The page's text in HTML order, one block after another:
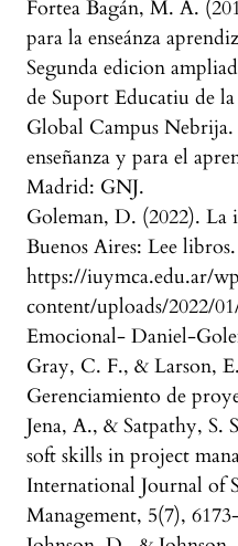
Fortea Bagán, M. A.
para la enseánza
Segunda edicion
de Suport Educatiu de
Global Campus
enseñanza y para el
Madrid: GNJ.
Goleman, D. (2022). La
Buenos Aires: Lee
https://iuymca.edu.ar/
content/uploads/2022/
Emocional- Daniel-
Gray, C. F., & Larson,
Gerenciamiento de
Jena, A., & Satpathy, S.
soft skills in project
International Journal of
Management, 5(7),